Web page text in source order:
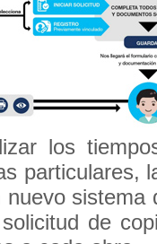
los
particulares,
sistema
de